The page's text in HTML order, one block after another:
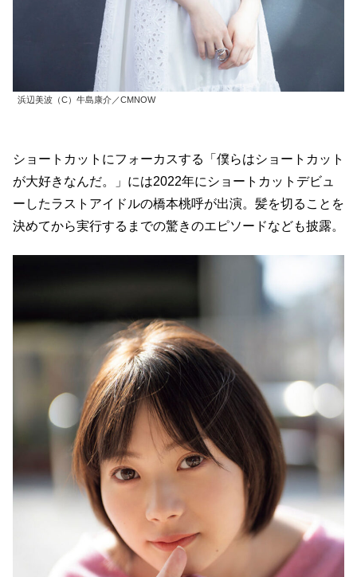
浜辺美波（C）牛島康介／CMNOW
ショートカットにフォーカスする「僕らはショートカット
が大好きなんだ。」には2022年にショートカットデビュ
ーしたラストアイドルの橋本桃呼が出演。髪を切ることを
決めてから実行するまでの驚きのエピソードなども披露。